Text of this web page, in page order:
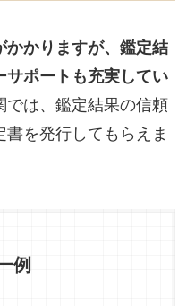
かかりますが、鑑定結
サポートも充実してい
では、鑑定結果の信頼
を発行してもらえま
例